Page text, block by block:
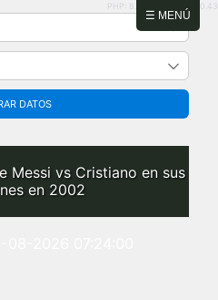
☰ MENÚ
PHP: 8.2.31 | MySQL: 8.0.43
DATOS
Messi vs Cristiano en sus
en 2002